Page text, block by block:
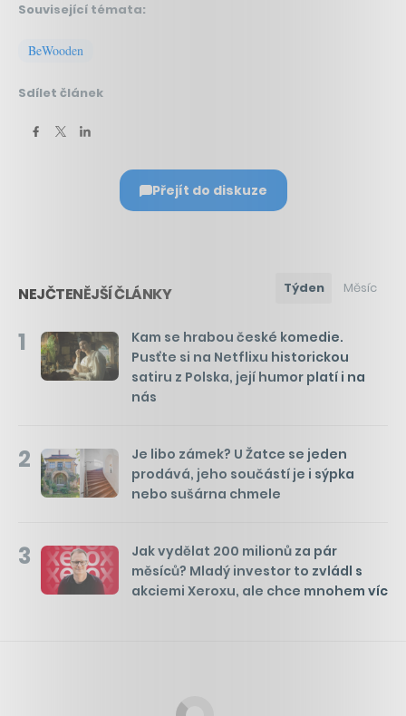
Související témata:
BeWooden
Sdílet článek
Přejít do diskuze
NEJČTENĚJŠÍ ČLÁNKY Týden Měsíc
1
Kam se hrabou české komedie.
Pusťte si na Netflixu historickou
satiru z Polska, její humor platí i na
nás
2
Je libo zámek? U Žatce se jeden
prodává, jeho součástí je i sýpka
nebo sušárna chmele
3
Jak vydělat 200 milionů za pár
měsíců? Mladý investor to zvládl s
akciemi Xeroxu, ale chce mnohem víc